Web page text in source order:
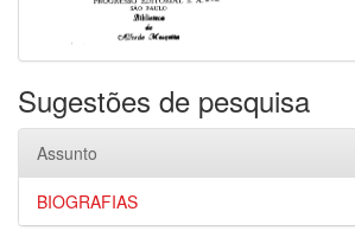
Sugestões de pesquisa
Assunto
BIOGRAFIAS